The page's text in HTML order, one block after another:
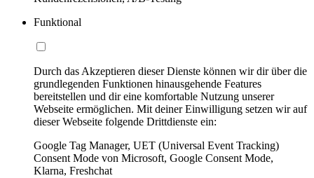
Funktional
Durch das Akzeptieren dieser Dienste können wir dir über die
grundlegenden Funktionen hinausgehende Features
bereitstellen und dir eine komfortable Nutzung unserer
Webseite ermöglichen. Mit deiner Einwilligung setzen wir auf
dieser Webseite folgende Drittdienste ein:
Google Tag Manager, UET (Universal Event Tracking)
Consent Mode von Microsoft, Google Consent Mode,
Klarna, Freshchat